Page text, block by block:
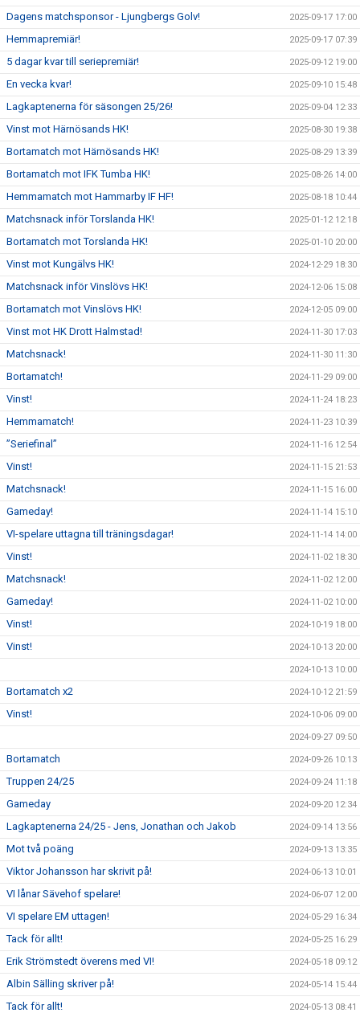
Dagens matchsponsor - Ljungbergs Golv! 2025-09-17 17:00
Hemmapremiär! 2025-09-17 07:39
5 dagar kvar till seriepremiär! 2025-09-12 19:00
En vecka kvar! 2025-09-10 15:48
Lagkaptenerna för säsongen 25/26! 2025-09-04 12:33
Vinst mot Härnösands HK! 2025-08-30 19:38
Bortamatch mot Härnösands HK! 2025-08-29 13:39
Bortamatch mot IFK Tumba HK! 2025-08-26 14:00
Hemmamatch mot Hammarby IF HF! 2025-08-18 10:44
Matchsnack inför Torslanda HK! 2025-01-12 12:18
Bortamatch mot Torslanda HK! 2025-01-10 20:00
Vinst mot Kungälvs HK! 2024-12-29 18:30
Matchsnack inför Vinslövs HK! 2024-12-06 15:08
Bortamatch mot Vinslövs HK! 2024-12-05 09:00
Vinst mot HK Drott Halmstad! 2024-11-30 17:03
Matchsnack! 2024-11-30 11:30
Bortamatch! 2024-11-29 09:00
Vinst! 2024-11-24 18:23
Hemmamatch! 2024-11-23 10:39
”Seriefinal” 2024-11-16 12:54
Vinst! 2024-11-15 21:53
Matchsnack! 2024-11-15 16:00
Gameday! 2024-11-14 15:10
VI-spelare uttagna till träningsdagar! 2024-11-14 14:00
Vinst! 2024-11-02 18:30
Matchsnack! 2024-11-02 12:00
Gameday! 2024-11-02 10:00
Vinst! 2024-10-19 18:00
Vinst! 2024-10-13 20:00
2024-10-13 10:00
Bortamatch x2 2024-10-12 21:59
Vinst! 2024-10-06 09:00
2024-09-27 09:50
Bortamatch 2024-09-26 10:13
Truppen 24/25 2024-09-24 11:18
Gameday 2024-09-20 12:34
Lagkaptenerna 24/25 - Jens, Jonathan och Jakob 2024-09-14 13:56
Mot två poäng 2024-09-13 13:35
Viktor Johansson har skrivit på! 2024-06-13 10:01
VI lånar Sävehof spelare! 2024-06-07 12:00
VI spelare EM uttagen! 2024-05-29 16:34
Tack för allt! 2024-05-25 16:29
Erik Strömstedt överens med VI! 2024-05-18 09:12
Albin Sälling skriver på! 2024-05-14 15:44
Tack för allt! 2024-05-13 08:41